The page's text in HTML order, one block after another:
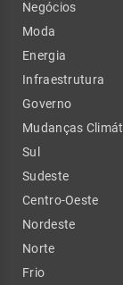
Negócios
Moda
Energia
Infraestrutura
Governo
Mudanças
Sul
Sudeste
Centro-Oeste
Nordeste
Norte
Frio